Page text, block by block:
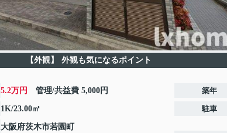
【外観】 外観も気になるポイント
5.2万円 管理/共益費 5,000円
1K/23.00㎡
大阪府茨木市若園町
築年
駐車